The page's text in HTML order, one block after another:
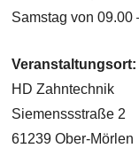
Samstag von 09.00
Veranstaltungsort:
HD Zahntechnik
Siemenssstraße 2
61239 Ober-Mörlen